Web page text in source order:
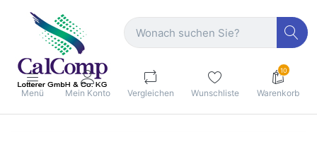
Menü Mein Konto Vergleichen Wunschliste
10
Warenkorb